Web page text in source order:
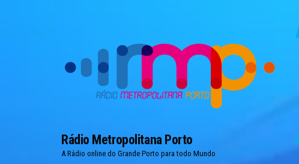
Rádio Metropolitana Porto
A Rádio online do Grande Porto para todo Mundo